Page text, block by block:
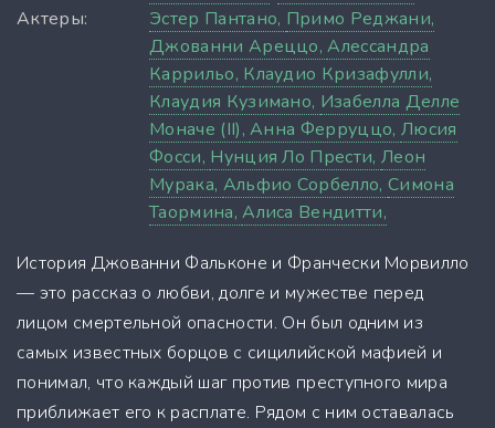
Актеры:
Эстер Пантано, Примо Реджани,
Джованни Ареццо,Алессандра
Каррильо, Клаудио Кризафулли,
Клаудия Кузимано, Изабелла Делле
Моначе (II),Анна Ферруццо, Люсия
Фосси, Нунция Ло Прести,Леон
Мурака, Альфио Сорбелло,Симона
Таормина,Алиса Вендитти,
История Джованни Фальконе и Франчески Морвилло
— это рассказ о любви, долге и мужестве перед
лицом смертельной опасности. Он был одним из
самых известных борцов с сицилийской мафией и
понимал, что каждый шаг против преступного мира
приближает его к расплате. Рядом с ним оставалась